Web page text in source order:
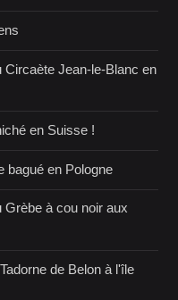
Circaète Jean-le-Blanc en
en Suisse !
bagué en Pologne
Grèbe à cou noir aux
de Belon à l'île